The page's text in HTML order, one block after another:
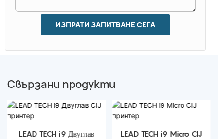
ИЗПРАТИ ЗАПИТВАНЕ СЕГА
Свързани продукти
LEAD TECH i9 Двуглав
LEAD TECH i9 Micro CIJ